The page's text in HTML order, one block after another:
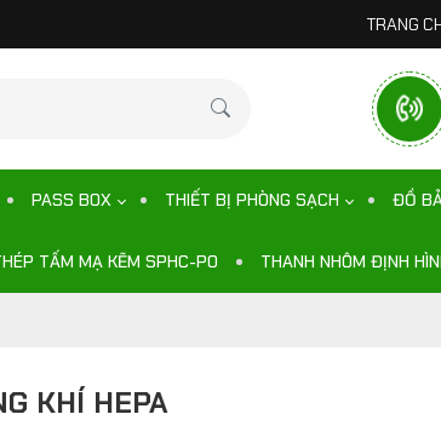
THIẾT BỊ LÀM SẠCH KHÔNG KHÍ HIỆN ĐẠI, MANG
TRANG
PASS BOX THIẾT BỊ PHÒNG SẠCH ĐỒ
TẤM MẠ KẼM SPHC-PO THANH NHÔM ĐỊNH
KHÍ HEPA